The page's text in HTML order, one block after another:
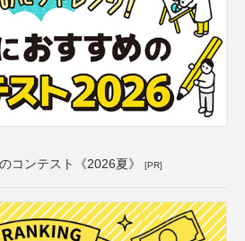
コンテスト《2026夏》 [PR]